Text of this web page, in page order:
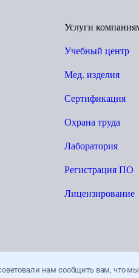
нам сообщить вам, что
Услуги
Учебный центр
Мед. изделия
Сертификация
Охрана труда
Лаборатория
Регистрация ПО
Лицензирование